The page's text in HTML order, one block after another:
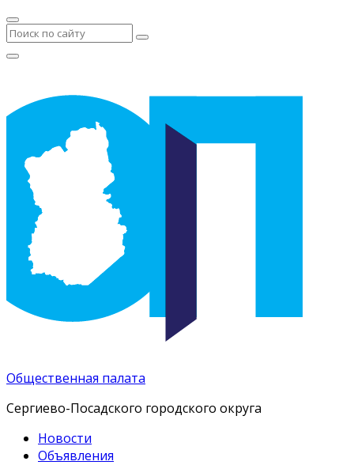
Общественная палата
Сергиево-Посадского городского округа
Новости
Объявления